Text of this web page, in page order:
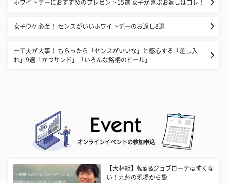
ホワイトデーにおすすめのプレゼント15選 女子が喜ぶお返しはコレ！
女子ウケ必至！ センスがいいホワイトデーのお返し8選
一工夫が大事！ もらったら「センスがいいな」と感心する「差し入
れ」9選「かつサンド」「いろんな銘柄のビール」
オンラインイベントの参加申込
【大林組】転勤&ジョブローテは怖くな
い！九州の現場から設